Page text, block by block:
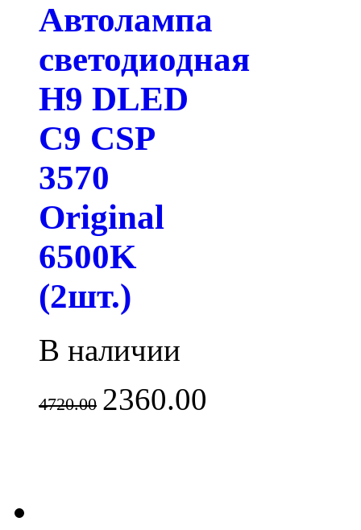
Автолампа
светодиодная
H9 DLED
C9 CSP
3570
Original
6500K
(2шт.)
В наличии
4720.00 2360.00